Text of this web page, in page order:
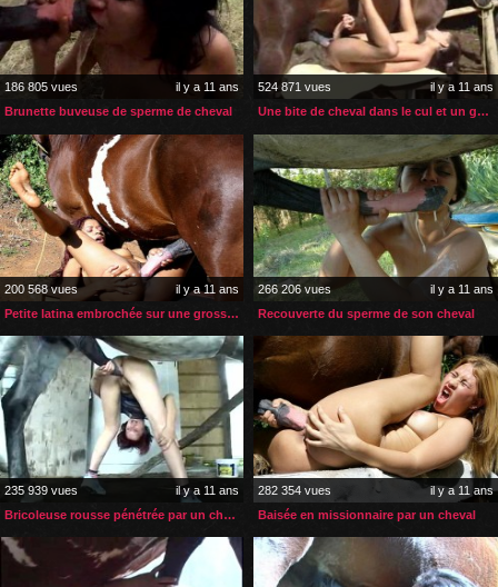
186 805 vues
il y a 11 ans
Brunette buveuse de sperme de cheval
524 871 vues
il y a 11 ans
Une bite de cheval dans le cul et un gode dans la chatte
200 568 vues
il y a 11 ans
Petite latina embrochée sur une grosse bite de cheval
266 206 vues
il y a 11 ans
Recouverte du sperme de son cheval
235 939 vues
il y a 11 ans
Bricoleuse rousse pénétrée par un cheval
282 354 vues
il y a 11 ans
Baisée en missionnaire par un cheval